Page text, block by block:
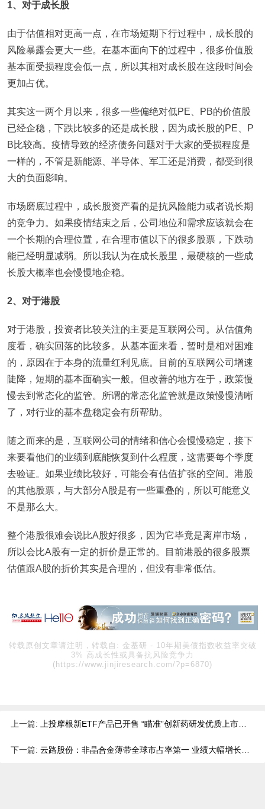
1、对于成长股
由于估值相对更高一点，在市场短期下行过程中，成长股的
风险暴露会更大一些。在基本面向下的过程中，很多价值股
基本面受损程度会低一点，所以其相对成长股在这段时间会
更加占优。
其实这一两个月以来，很多一些偏绝对低PE、PB的价值股
已经企稳，下跌比较多的还是成长股，因为成长股的PE、P
B比较高。疫情导致的经济债务问题对于大家的受损程度是
一样的，不管是新能源、半导体、军工还是消费，都受到很
大的负面影响。
市场磨底过程中，成长股资产看的是抗风险能力或者说长期
的竞争力。如果疫情结束之后，公司地位和需求应该就会在
一个长期的合理位置，在合理市值以下的很多股票，下跌动
能已经明显减弱。所以我认为在成长股里，最硬核的一些成
长股大概率也会慢慢地企稳。
2、对于港股
对于港股，投资者比较关注的主要是互联网公司。从估值角
度看，确实回落的比较多。从基本面来看，暂时是相对困难
的，原因在于本身的流量红利见底。目前的互联网公司增速
陡降，短期的基本面确实一般。但改善的地方在于，政策慢
慢去到常态化的监管。所谓的常态化监管就是政策慢慢清晰
了，对行业的基本盘稳定会有所帮助。
随之而来的是，互联网公司的情绪和信心会慢慢稳定，接下
来要看他们的业绩到底能恢复到什么程度，这需要每个季度
去验证。如果业绩比较好，可能会有估值扩张的空间。港股
的其他股票，与大部分A股是有一些重叠的，所以可能意义
不是那么大。
整个港股很难会说比A股好很多，因为它毕竟是离岸市场，
所以会比A股有一定的折价是正常的。目前港股的很多股票
估值跟A股的折价其实是合理的，但没有非常低估。
转载原创文章请注明，转载自: 金基研 - 10年期美债指数收益率突破
3% 高成长性或具备抗风险竞争力
(https://www.jinjiresearch.com/?p=6870)
上一篇: 上投摩根新ETF产品已开售 “瞄准”创新药研发优质上市企业
下一篇: 云路股份：非晶合金薄带全球市占率第一 业绩大幅增长营收创新高